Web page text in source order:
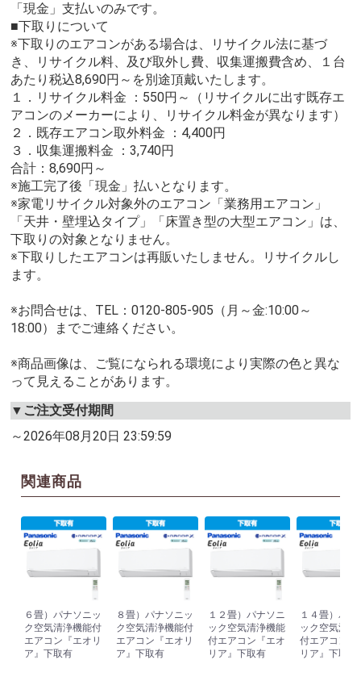
「現金」支払いのみです。
■下取りについて
※下取りのエアコンがある場合は、リサイクル法に基づ
き、リサイクル料、及び取外し費、収集運搬費含め、１台
あたり税込8,690円～を別途頂戴いたします。
１．リサイクル料金 ：550円～（リサイクルに出す既存エ
アコンのメーカーにより、リサイクル料金が異なります）
２．既存エアコン取外料金 ：4,400円
３．収集運搬料金 ：3,740円
合計：8,690円～
※施工完了後「現金」払いとなります。
※家電リサイクル対象外のエアコン「業務用エアコン」
「天井・壁埋込タイプ」「床置き型の大型エアコン」は、
下取りの対象となりません。
※下取りしたエアコンは再販いたしません。リサイクルし
ます。
※お問合せは、TEL：0120-805-905（月～金:10:00～
18:00）までご連絡ください。
※商品画像は、ご覧になられる環境により実際の色と異な
って見えることがあります。
▼ご注文受付期間
～2026年08月20日 23:59:59
関連商品
６畳）パナソニッ
ク空気清浄機能付
エアコン『エオリ
ア』下取有
８畳）パナソニッ
ク空気清浄機能付
エアコン『エオリ
ア』下取有
１２畳）パナソニ
ック空気清浄機能
付エアコン『エオ
リア』下取有
１４畳）パナ
ック空気清浄
付エアコン『
リア』下取有